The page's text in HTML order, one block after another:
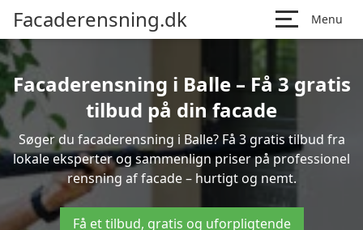
Facaderensning.dk Menu
Facaderensning i Balle – Få 3 gratis
tilbud på din facade
Søger du facaderensning i Balle? Få 3 gratis tilbud fra
lokale eksperter og sammenlign priser på professionel
rensning af facade – hurtigt og nemt.
Få et tilbud, gratis og uforpligtende